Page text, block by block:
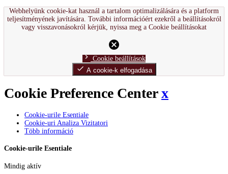
Webhelyünk cookie-kat használ a tartalom optimalizálására és a platform
teljesítményének javítására. További információért ezekről a beállításokról
vagy visszavonásokról kérjük, nyissa meg a Cookie beállításokat
cancel
chevron_right Cookie beállítások
done A cookie-k elfogadása
Cookie Preference Centerx
Cookie-urile Esentiale
Cookie-uri Analiza Vizitatori
Több információ
Cookie-urile Esentiale
Mindig aktív